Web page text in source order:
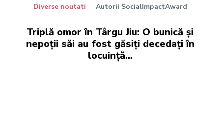
Diverse noutati Autorii SocialImpactAward
Triplă omor în Târgu Jiu: O bunică și
nepoții săi au fost găsiți decedați în
locuință…